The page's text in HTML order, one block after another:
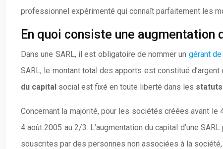
professionnel expérimenté qui connaît parfaitement les
En quoi consiste une augmentation
Dans une SARL, il est obligatoire de nommer un gérant
SARL, le montant total des apports est constitué
du capital social est fixé en toute liberté dans les
Concernant la majorité, pour les sociétés créées avant
4 août 2005 au 2/3. L’augmentation du capital d’une
souscrites par des personnes non associées à la